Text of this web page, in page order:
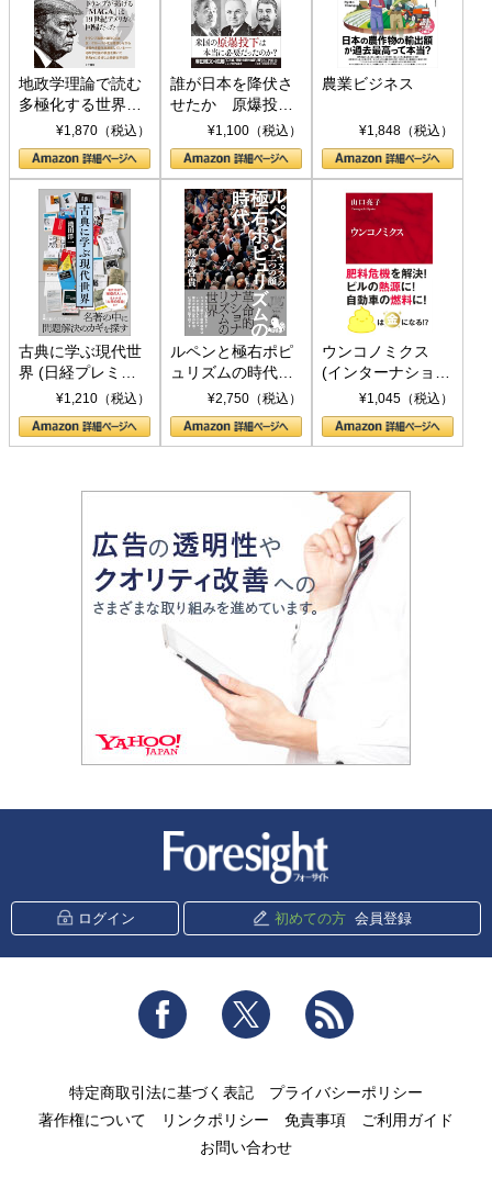
地政学理論で読む
多極化する世界：
トランプとBRICS
の挑戦
¥1,870（税込）
誰が日本を降伏さ
せたか 原爆投
下、ソ連参戦、そ
して聖断 (PHP新
書)
¥1,100（税込）
農業ビジネス
¥1,848（税込）
古典に学ぶ現代世
界 (日経プレミア
シリーズ)¥1,210（税込）
ルペンと極右ポピ
ュリズムの時代：
〈ヤヌス〉の二つ
の顔
¥2,750（税込）
ウンコノミクス
(インターナショナ
ル新書)¥1,045（税込）
ログイン 初めての方 会員登録
Facebook Twitter
特定商取引法に基づく表記
プライバシーポリシー
著作権について
リンクポリシー 免責事項
ご利用ガイド
お問い合わせ